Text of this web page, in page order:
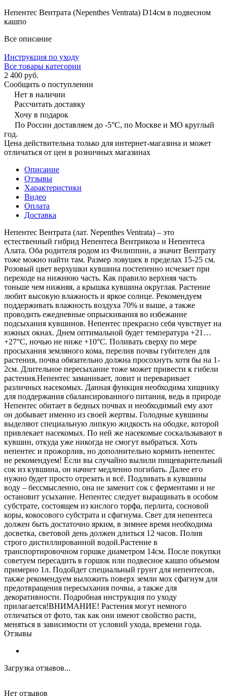
Непентес Вентрата (Nepenthes Ventrata) D14см в подвесном
кашпо
Все описание
Инструкция по уходу
Все товары категории
2 400 руб.
Сообщить о поступлении
Нет в наличии
Рассчитать доставку
Хочу в подарок
По России доставляем до -5°C, по Москве и МО круглый
год.
Цена действительна только для интернет-магазина и может
отличаться от цен в розничных магазинах
Описание
Отзывы
Характеристики
Видео
Оплата
Доставка
Непентес Вентрата (лат. Nepenthes Ventrata) – это
естественный гибрид Непентеса Вентрикоза и Непентеса
Алата. Оба родителя родом из Филиппин, а значит Вентрату
тоже можно найти там. Размер ловушек в пределах 15-25 см.
Розовый цвет верхушки кувшина постепенно исчезает при
переходе на нижнюю часть. Как правило верхняя часть
тоньше чем нижняя, а крышка кувшина округлая. Растение
любит высокую влажность и яркое солнце. Рекомендуем
поддерживать влажность воздуха 70% и выше, а также
проводить ежедневные опрыскивания во избежание
подсыхания кувшинов. Непентес прекрасно себя чувствует на
южных окнах. Днем оптимальной будет температура +21…
+27°C, ночью не ниже +10°C. Поливать сверху по мере
просыхания земляного кома, перелив почвы губителен для
растения, почва обязательно должна просохнуть хотя бы на 1-
2см. Длительное пересыхание тоже может привести к гибели
растения.Непентес заманивает, ловит и переваривает
различных насекомых. Данная функция необходима хищнику
для поддержания сбалансированного питания, ведь в природе
Непентес обитает в бедных почвах и необходимый ему азот
он добывает именно из своей жертвы. Голодные кувшины
выделяют специальную липкую жидкость на ободке, которой
привлекает насекомых. По ней же насекомые соскальзывают в
кувшин, откуда уже никогда не смогут выбраться. Хоть
непентес и прожорлив, но дополнительно кормить непентес
не рекомендуем! Если вы случайно вылили пищеварительный
сок из кувшина, он начнет медленно погибать. Далее его
нужно будет просто отрезать и всё. Подливать в кувшины
воду – бессмысленно, она не заменит сок с ферментами и не
остановит усыхание. Непентес следует выращивать в особом
субстрате, состоящем из кислого торфа, перлита, сосновой
коры, кокосового субстрата и сфагнума. Свет для непентеса
должен быть достаточно ярким, в зимнее время необходима
досветка, световой день должен длиться 12 часов. Полив
строго дистиллированной водой.Растение в
транспортировочном горшке диаметром 14см. После покупки
советуем пересадить в горшок или подвесное кашпо объемом
примерно 1л. Подойдет специальный грунт для непентесов,
также рекомендуем выложить поверх земли мох сфагнум для
предотвращения пересыхания почвы, а также для
декоративности. Подробная инструкция по уходу
прилагается!ВНИМАНИЕ! Растения могут немного
отличаться от фото, так как они имеют свойство расти,
меняться в зависимости от условий ухода, времени года.
Отзывы
Загрузка отзывов...
Нет отзывов